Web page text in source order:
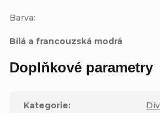
Barva:
Bílá a francouzská modrá
Doplňkové parametry
Kategorie: